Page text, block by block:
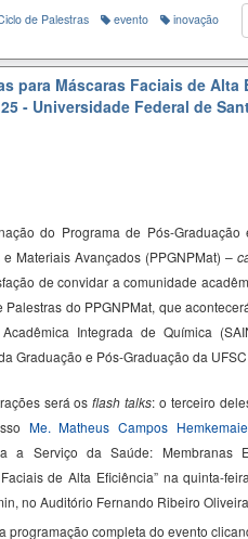
de Palestras evento
inovação
para Máscaras Faciais de Alta
- Universidade Federal de
do Programa de Pós-Graduação
e Materiais Avançados (PPGNPMat) –
de convidar a comunidade
Palestras do PPGNPMat, que
Integrada de Química
Graduação e Pós-Graduação da
será osflash talks: o terceiro
Me.Matheus Campos
a Serviço da Saúde: Membranas
de Alta Eficiência” na quinta-
no Auditório Fernando Ribeiro
programação completa do evento